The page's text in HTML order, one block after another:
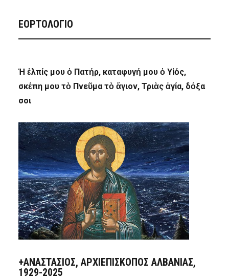
ΕΟΡΤΟΛΟΓΙΟ
Ἡ ἐλπίς μου ὁ Πατήρ, καταφυγή μου ὁ Υἱός,
σκέπη μου τὸ Πνεῦμα τὸ ἅγιον, Τριὰς ἁγία, δόξα
σοι
+ΑΝΑΣΤΆΣΙΟΣ, ΑΡΧΙΕΠΊΣΚΟΠΟΣ ΑΛΒΑΝΊΑΣ,
1929-2025